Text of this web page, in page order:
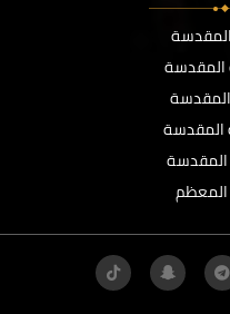
المقدسة
المقدسة
المقدسة
المقدسة
المقدسة